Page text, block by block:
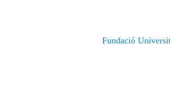
Fundació